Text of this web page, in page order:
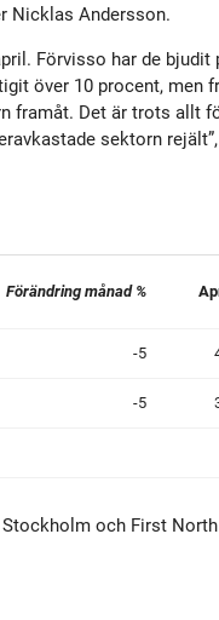
Nicklas Andersson.
Förvisso har de bjudit
över 10 procent, men
framåt. Det är trots allt
sektorn
Förändring månad %
-5
-5
och First